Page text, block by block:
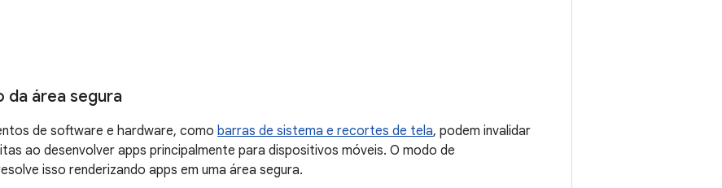
da área segura
de software e hardware, como barras de sistema e recortes de tela, podem invalidar
ao desenvolver apps principalmente para dispositivos móveis. O modo de
isso renderizando apps em uma área segura.